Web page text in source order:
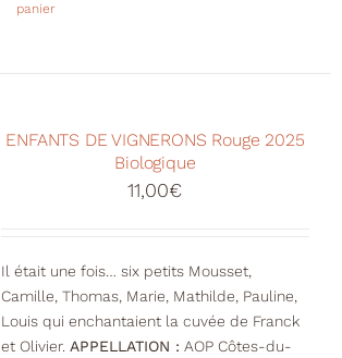
panier
ENFANTS DE VIGNERONS Rouge 2025
Biologique
11,00€
Il était une fois… six petits Mousset,
Camille, Thomas, Marie, Mathilde, Pauline,
Louis qui enchantaient la cuvée de Franck
et Olivier. APPELLATION : AOP Côtes-du-